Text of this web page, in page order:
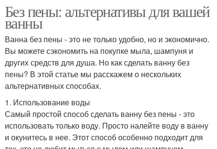
Без пены: альтернативы для вашей
ванны
Ванна без пены - это не только удобно, но и экономично.
Вы можете сэкономить на покупке мыла, шампуня и
других средств для душа. Но как сделать ванну без
пены? В этой статье мы расскажем о нескольких
альтернативных способах.
1. Использование воды
Самый простой способ сделать ванну без пены - это
использовать только воду. Просто налейте воду в ванну
и окунитесь в нее. Этот способ особенно подходит для